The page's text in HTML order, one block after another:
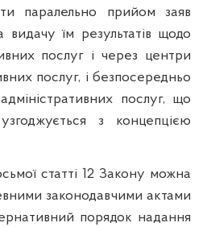
паралельно прийом заяв
видачу їм результатів щодо
послуг і через центри
послуг, і безпосередньо
послуг, що
з концепцією
статті 12 Закону можна
законодавчими актами
порядок надання